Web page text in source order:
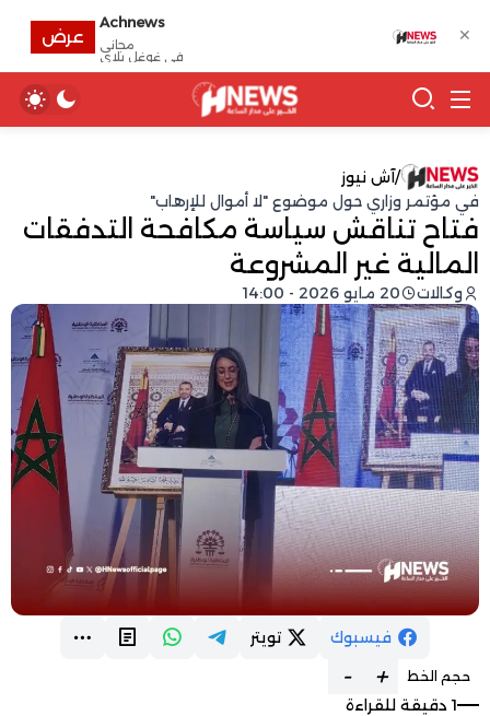
/آش نيوز
في مؤتمر وزاري حول موضوع "لا أموال للإرهاب"
فتاح تناقش سياسة مكافحة التدفقات
المالية غير المشروعة
وكالات 20 مايو 2026 - 14:00
فيسبوك تويتر
حجم الخط +
-
1 دقيقة للقراءة
✕
Achnews
مجانى
في غوغل بلاي
عرض